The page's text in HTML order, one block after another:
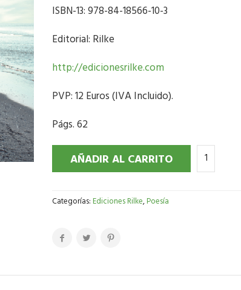
ISBN-13: 978-84-18566-10-3
Editorial: Rilke
http://edicionesrilke.com
PVP: 12 Euros (IVA Incluido).
Págs. 62
AÑADIR AL CARRITO
Categorías:Ediciones Rilke,Poesía